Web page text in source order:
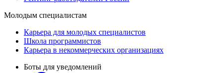
Молодым специалистам
Карьера для молодых специалистов
Школа программистов
Карьера в некоммерческих организациях
Боты для уведомлений